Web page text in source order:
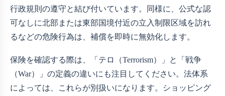
行政規則の遵守と結び付いています。同様に、公式な認
可なしに北部または東部国境付近の立入制限区域を訪れ
るなどの危険行為は、補償を即時に無効化します。
保険を確認する際は、「テロ（Terrorism）」と「戦争
（War）」の定義の違いにも注目してください。法体系
によっては、これらが別扱いになります。ショッピング